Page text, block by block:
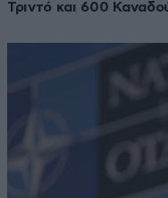
Τριντό και 600